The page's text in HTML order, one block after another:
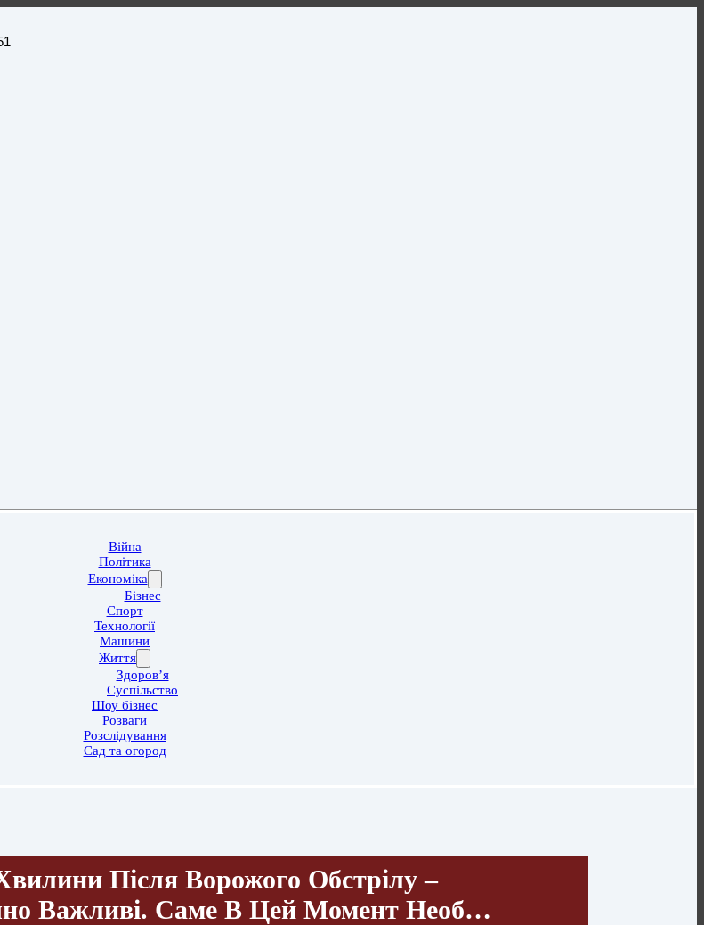
Війна
Політика
Економіка
Бізнес
Спорт
Технології
Машини
Життя
Здоров’я
Суспільство
Шоу бізнес
Розваги
Розслідування
Сад та огород
Після Ворожого Обстрілу –
Важливі. Саме В Цей Момент Необ…